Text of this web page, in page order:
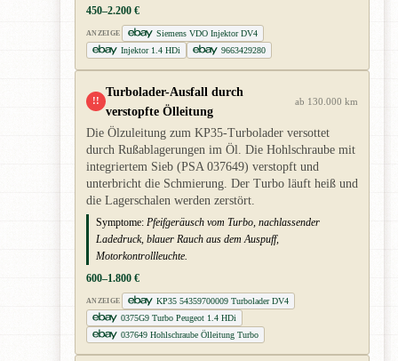
450–2.200 €
ANZEIGE
Siemens VDO Injektor DV4
Injektor 1.4 HDi
9663429280
!!
Turbolader-Ausfall durch
verstopfte Ölleitung
ab 130.000 km
Die Ölzuleitung zum KP35-Turbolader versottet
durch Rußablagerungen im Öl. Die Hohlschraube mit
integriertem Sieb (PSA 037649) verstopft und
unterbricht die Schmierung. Der Turbo läuft heiß und
die Lagerschalen werden zerstört.
Symptome: Pfeifgeräusch vom Turbo, nachlassender
Ladedruck, blauer Rauch aus dem Auspuff,
Motorkontrollleuchte.
600–1.800 €
ANZEIGE
KP35 54359700009 Turbolader DV4
0375G9 Turbo Peugeot 1.4 HDi
037649 Hohlschraube Ölleitung Turbo